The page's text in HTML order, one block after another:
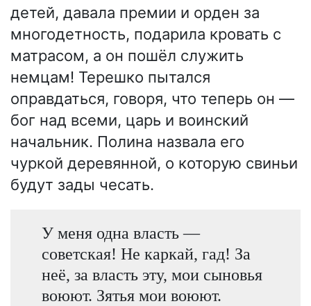
детей, давала премии и орден за
многодетность, подарила кровать с
матрасом, а он пошёл служить
немцам! Терешко пытался
оправдаться, говоря, что теперь он —
бог над всеми, царь и воинский
начальник. Полина назвала его
чуркой деревянной, о которую свиньи
будут зады чесать.
У меня одна власть —
советская! Не каркай, гад! За
неё, за власть эту, мои сыновья
воюют. Зятья мои воюют.